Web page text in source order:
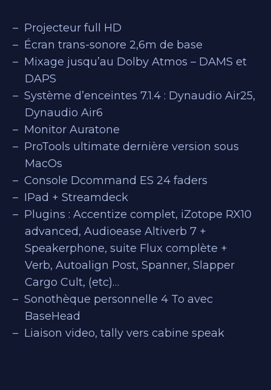
Projecteur full HD
Écran trans-sonore 2,6m de base
Mixage jusqu’au Dolby Atmos – DAMS et
DAPS
Système d’enceintes 7.1.4 : Dynaudio Air25,
Dynaudio Air6
Monitor Auratone
ProTools ultimate dernière version sous
MacOs
Console Dcommand ES 24 faders
IPad + Streamdeck
Plugins : Accentize complet, iZotope RX10
advanced, Audioease Altiverb 7 +
Speakerphone, suite Flux complète +
Verb, Autoalign Post, Spanner, Slapper
Cargo Cult, (etc)…
Sonothèque personnelle 4 To avec
BaseHead
Liaison video, tally vers cabine speak